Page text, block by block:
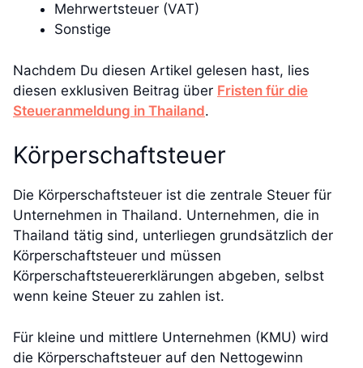
Mehrwertsteuer (VAT)
Sonstige
Nachdem Du diesen Artikel gelesen hast, lies
diesen exklusiven Beitrag über Fristen für die
Steueranmeldung in Thailand.
Körperschaftsteuer
Die Körperschaftsteuer ist die zentrale Steuer für
Unternehmen in Thailand. Unternehmen, die in
Thailand tätig sind, unterliegen grundsätzlich der
Körperschaftsteuer und müssen
Körperschaftsteuererklärungen abgeben, selbst
wenn keine Steuer zu zahlen ist.
Für kleine und mittlere Unternehmen (KMU) wird
die Körperschaftsteuer auf den Nettogewinn